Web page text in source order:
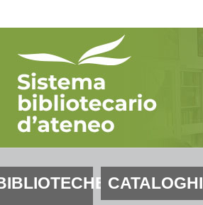
CATALOGHI